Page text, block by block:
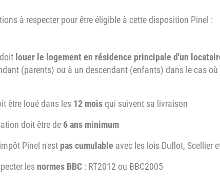
à respecter pour être éligible à cette disposition Pinel :
louer le logement en résidence principale d'un
(parents) ou à un descendant (enfants) dans le cas
être loué dans les 12 mois qui suivent sa livraison
doit être de 6 ans minimum
Pinel n'est pas cumulable avec les lois Duflot, Scellier
les normes BBC : RT2012 ou BBC2005